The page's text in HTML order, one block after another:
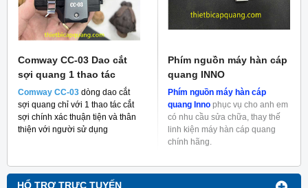
HỔ TRỢ TRỰC TUYẾN
Comway CC-03 Dao cắt
sợi quang 1 thao tác
Comway CC-03 dòng dao cắt
sợi quang chỉ với 1 thao tác cắt
sợi chính xác thuận tiện và thân
thiện với người sử dụng
Phím nguồn máy hàn cáp
quang INNO
Phím nguồn máy hàn cáp
quang Inno phục vụ cho anh em
có nhu cầu sửa chữa, thay thế
linh kiện máy hàn cáp quang
chính hãng.